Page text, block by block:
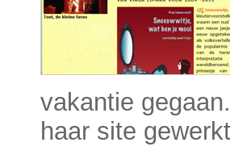
vakantie
haar site